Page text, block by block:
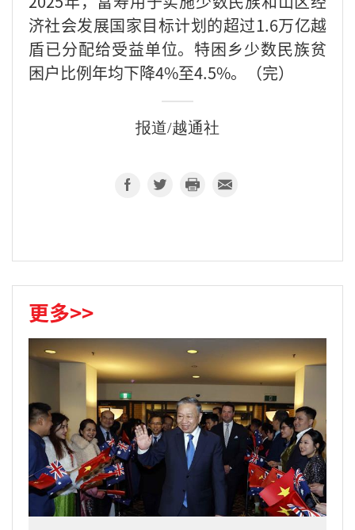
济社会发展国家目标计划的超过1.6万亿越
盾已分配给受益单位。特困乡少数民族贫
困户比例年均下降4%至4.5%。（完）
报道/越通社
更多>>